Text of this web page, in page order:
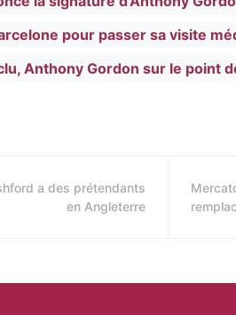
pour passer sa visite
Anthony Gordon sur le point
a des prétendants
en Angleterre